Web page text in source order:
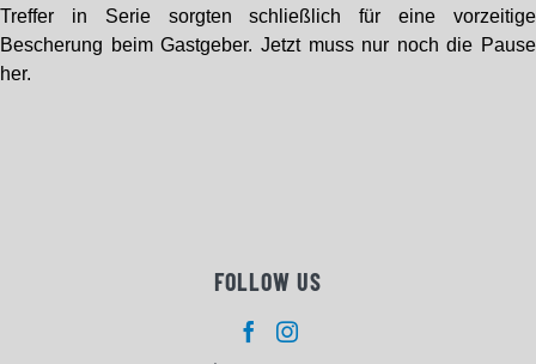
Treffer in Serie sorgten schließlich für eine vorzeitige
Bescherung beim Gastgeber. Jetzt muss nur noch die Pause
her.
FOLLOW US